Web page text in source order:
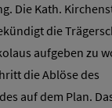
Die Kath.
die
aufgeben zu
die Ablöse des
auf dem Plan.